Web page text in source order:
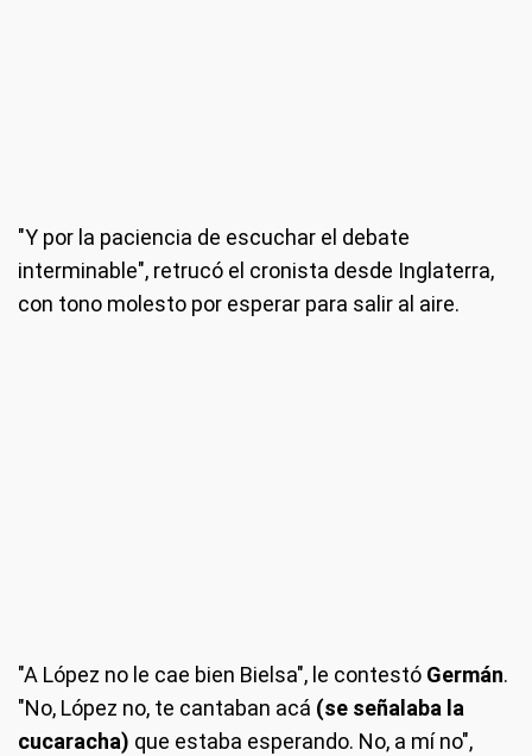
"Y por la paciencia de escuchar el debate
interminable", retrucó el cronista desde Inglaterra,
con tono molesto por esperar para salir al aire.
"A López no le cae bien Bielsa", le contestó Germán.
"No, López no, te cantaban acá (se señalaba la
cucaracha) que estaba esperando. No, a mí no",